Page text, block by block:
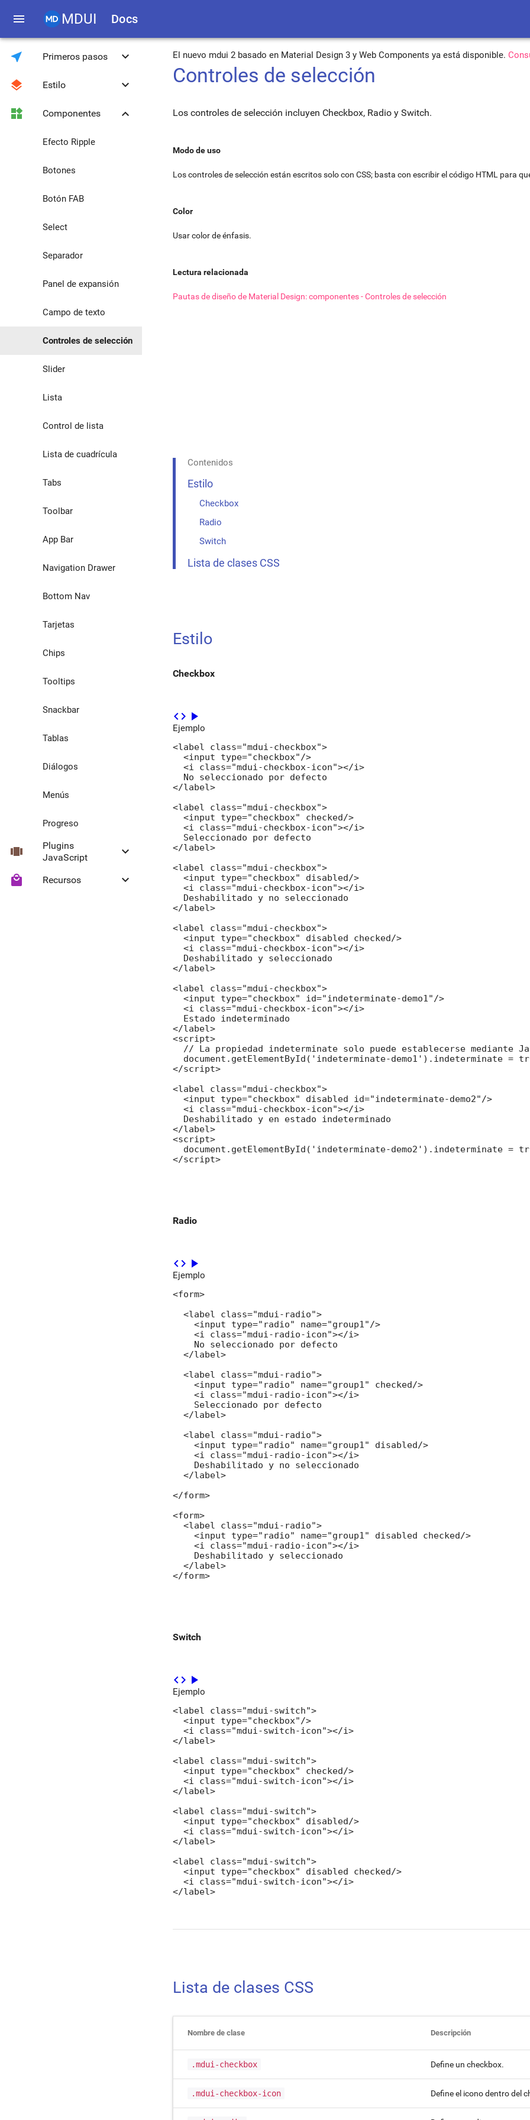
menu MDUI Docs
near_me Primeros pasos keyboard_arrow_down
Introducción
Descarga
Compatibilidad
Librería JavaScript
Métodos globales
Migración de 0.4.3 a
1.0.0
layers Estilo keyboard_arrow_down
Color y Temas
Fuente Roboto
Sistema Grid
Tipografía
Iconos
Media
Asistentes
Sombras
widgets Componentes keyboard_arrow_down
Efecto Ripple
Botones
Botón FAB
Select
Separador
Panel de expansión
Campo de texto
Controles de selección
Slider
Lista
Control de lista
Lista de cuadrícula
Tabs
Toolbar
App Bar
Navigation Drawer
Bottom Nav
Tarjetas
Chips
Tooltips
Snackbar
Tablas
Diálogos
Menús
Progreso
view_carousel
Plugins
JavaScript
keyboard_arrow_down
Collapse
local_mall Recursos keyboard_arrow_down
El nuevo mdui 2 basado en Material Design 3 y Web Components ya está disponible.
Controles de selección
Los controles de selección incluyen Checkbox, Radio y Switch.
Modo de uso
Los controles de selección están escritos solo con CSS; basta con escribir el código HTML para
Color
Usar color de énfasis.
Lectura relacionada
Pautas de diseño de Material Design: componentes - Controles de selección
Contenidos
Estilo
Checkbox
Radio
Switch
Lista de clases CSS
Estilo
Checkbox
code play_arrow
Ejemplo
<label class="mdui-checkbox">
  <input type="checkbox"/>
  <i class="mdui-checkbox-icon"></i>
  No seleccionado por defecto
</label>
<label class="mdui-checkbox">
  <input type="checkbox" checked/>
  <i class="mdui-checkbox-icon"></i>
  Seleccionado por defecto
</label>
<label class="mdui-checkbox">
  <input type="checkbox" disabled/>
  <i class="mdui-checkbox-icon"></i>
  Deshabilitado y no seleccionado
</label>
<label class="mdui-checkbox">
  <input type="checkbox" disabled checked/>
  <i class="mdui-checkbox-icon"></i>
  Deshabilitado y seleccionado
</label>
<label class="mdui-checkbox">
  <input type="checkbox" id="indeterminate-demo1"/>
  <i class="mdui-checkbox-icon"></i>
  Estado indeterminado
</label>
<script>
// La propiedad indeterminate solo puede establecerse mediante
document.getElementById('indeterminate-demo1').indeterminate =
</script>
<label class="mdui-checkbox">
  <input type="checkbox" disabled id="indeterminate-demo2"/>
  <i class="mdui-checkbox-icon"></i>
  Deshabilitado y en estado indeterminado
</label>
<script>
document.getElementById('indeterminate-demo2').indeterminate =
</script>
Radio
code play_arrow
Ejemplo
<form>
  <label class="mdui-radio">
    <input type="radio" name="group1"/>
    <i class="mdui-radio-icon"></i>
    No seleccionado por defecto
  </label>
  <label class="mdui-radio">
    <input type="radio" name="group1" checked/>
    <i class="mdui-radio-icon"></i>
    Seleccionado por defecto
  </label>
  <label class="mdui-radio">
    <input type="radio" name="group1" disabled/>
    <i class="mdui-radio-icon"></i>
    Deshabilitado y no seleccionado
  </label>
</form>
<form>
  <label class="mdui-radio">
    <input type="radio" name="group1" disabled checked/>
    <i class="mdui-radio-icon"></i>
    Deshabilitado y seleccionado
  </label>
</form>
Switch
code play_arrow
Ejemplo
<label class="mdui-switch">
  <input type="checkbox"/>
  <i class="mdui-switch-icon"></i>
</label>
<label class="mdui-switch">
  <input type="checkbox" checked/>
  <i class="mdui-switch-icon"></i>
</label>
<label class="mdui-switch">
  <input type="checkbox" disabled/>
  <i class="mdui-switch-icon"></i>
</label>
<label class="mdui-switch">
  <input type="checkbox" disabled checked/>
  <i class="mdui-switch-icon"></i>
</label>
Lista de clases CSS
Nombre de clase Descripción
.mdui-checkbox Define un checkbox.
.mdui-checkbox-icon Define el icono dentro del